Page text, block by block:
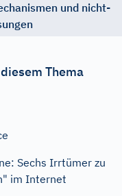
und nicht-
Thema
Sechs Irrtümer zu
im Internet